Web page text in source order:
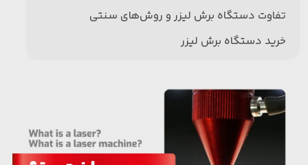
تفاوت دستگاه برش لیزر و روش‌های سنتی
خرید دستگاه برش لیزر